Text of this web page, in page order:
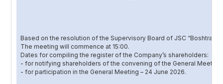
Based on the resolution of the Supervisory Board of JSC
The meeting will commence at 15:00.
Dates for compiling the register of the Company’s shareholders:
- for notifying shareholders of the convening of the General Meeting
- for participation in the General Meeting – 24 June 2026.